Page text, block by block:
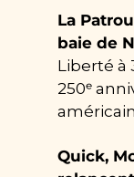
La
baie de
Liberté à
250ᵉ
Quick,